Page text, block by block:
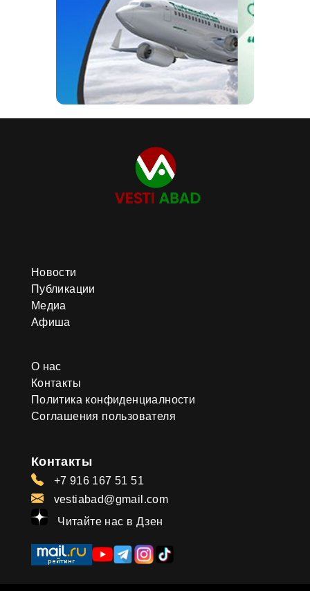
Новости
Публикации
Медиа
Афиша
О нас
Контакты
Политика конфиденциалности
Соглашения пользователя
Контакты
+7 916 167 51 51
vestiabad@gmail.com
Читайте нас в Дзен